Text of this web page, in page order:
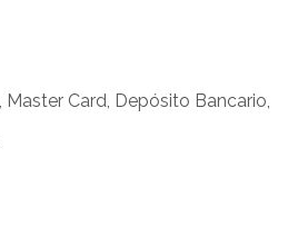
Card, Depósito Bancario,